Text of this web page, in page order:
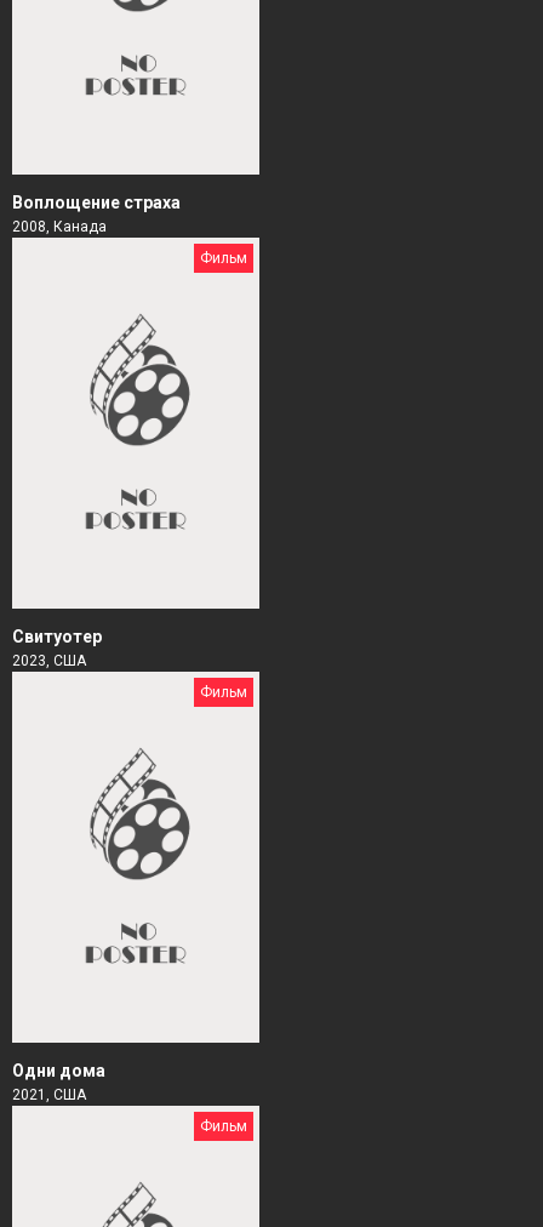
Воплощение страха
2008, Канада
Фильм
Свитуотер
2023, США
Фильм
Одни дома
2021, США
Фильм